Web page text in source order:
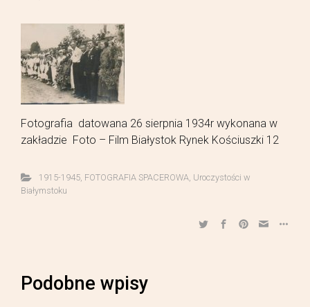
Fotografia datowana 26 sierpnia 1934r wykonana w
zakładzie Foto – Film Białystok Rynek Kościuszki 12
1915-1945, FOTOGRAFIA SPACEROWA Uroczystości w
Białymstoku
Podobne wpisy